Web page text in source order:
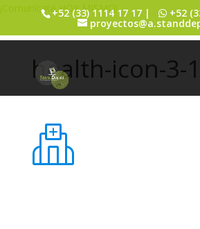
¡Comunícate HOY MISMO!
+52 (33) 1114 17 17 | +52
health-icon-3-1